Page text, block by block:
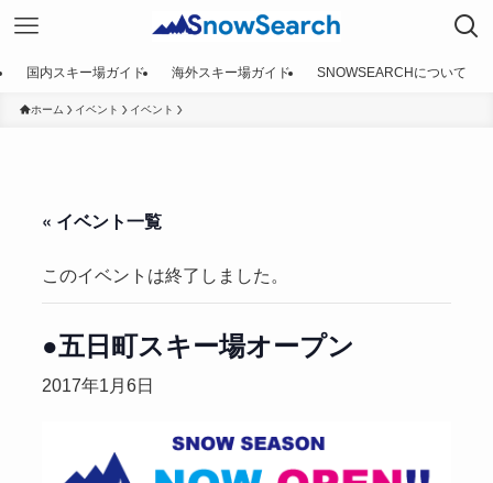
国内スキー場ガイド 海外スキー場ガイド SNOWSEARCHについて
ホーム イベント イベント
« イベント一覧
このイベントは終了しました。
●五日町スキー場オープン
2017年1月6日